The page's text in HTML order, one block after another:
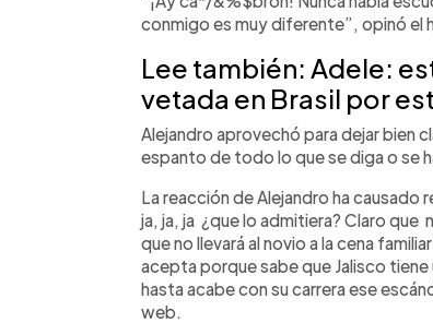
conmigo es muy diferente”, opinó el
Lee también: Adele:
vetada en Brasil por
Alejandro aprovechó para dejar bien
espanto de todo lo que se diga o se
La reacción de Alejandro ha causado
ja, ja, ja ¿que lo admitiera? Claro que
que no llevará al novio a la cena
acepta porque sabe que Jalisco
hasta acabe con su carrera ese
web.